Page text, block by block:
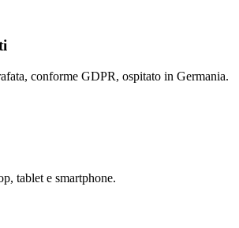
conforme GDPR, ospitato in Germania.
tablet e smartphone.